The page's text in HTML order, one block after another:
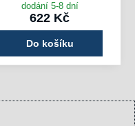
dodání 5-8 dní
622 Kč
Do košíku